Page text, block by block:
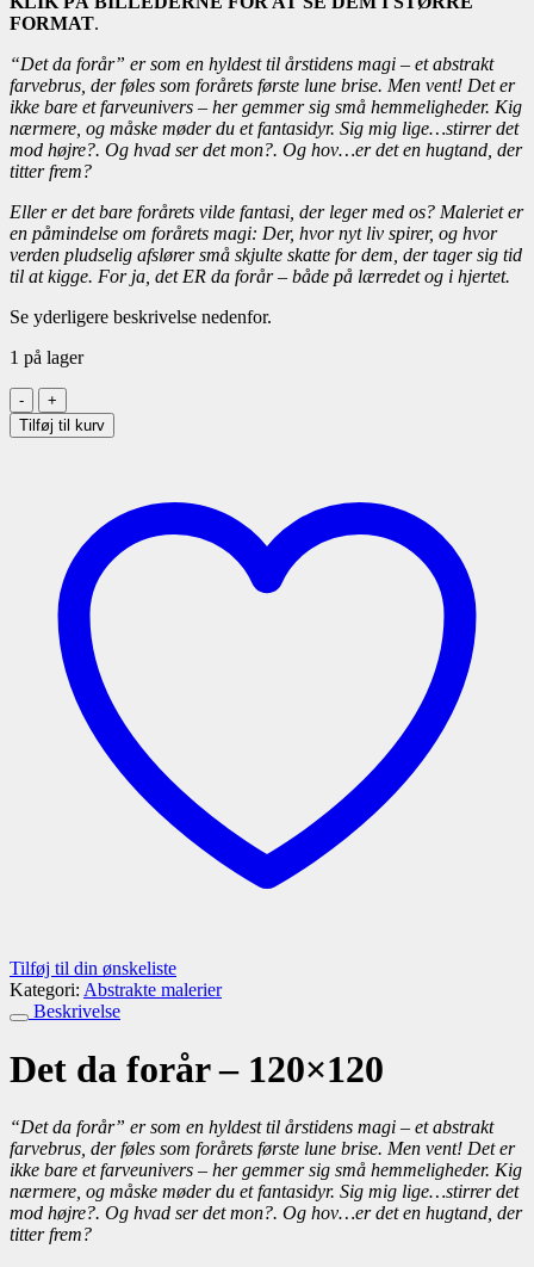
FORMAT.
“Det da forår” er som en hyldest til årstidens magi – et abstrakt
farvebrus, der føles som forårets første lune brise. Men vent! Det er
ikke bare et farveunivers – her gemmer sig små hemmeligheder. Kig
nærmere, og måske møder du et fantasidyr. Sig mig lige…stirrer det
mod højre?. Og hvad ser det mon?. Og hov…er det en hugtand, der
titter frem?
Eller er det bare forårets vilde fantasi, der leger med os? Maleriet er
en påmindelse om forårets magi: Der, hvor nyt liv spirer, og hvor
verden pludselig afslører små skjulte skatte for dem, der tager sig tid
til at kigge. For ja, det ER da forår – både på lærredet og i hjertet.
Se yderligere beskrivelse nedenfor.
1 på lager
Det
da
forår
Tilføj til kurv
Tilføj til din ønskeliste
Kategori: Abstrakte malerier
Beskrivelse
Det da forår – 120×120
“Det da forår” er som en hyldest til årstidens magi – et abstrakt
farvebrus, der føles som forårets første lune brise. Men vent! Det er
ikke bare et farveunivers – her gemmer sig små hemmeligheder. Kig
nærmere, og måske møder du et fantasidyr. Sig mig lige…stirrer det
mod højre?. Og hvad ser det mon?. Og hov…er det en hugtand, der
titter frem?